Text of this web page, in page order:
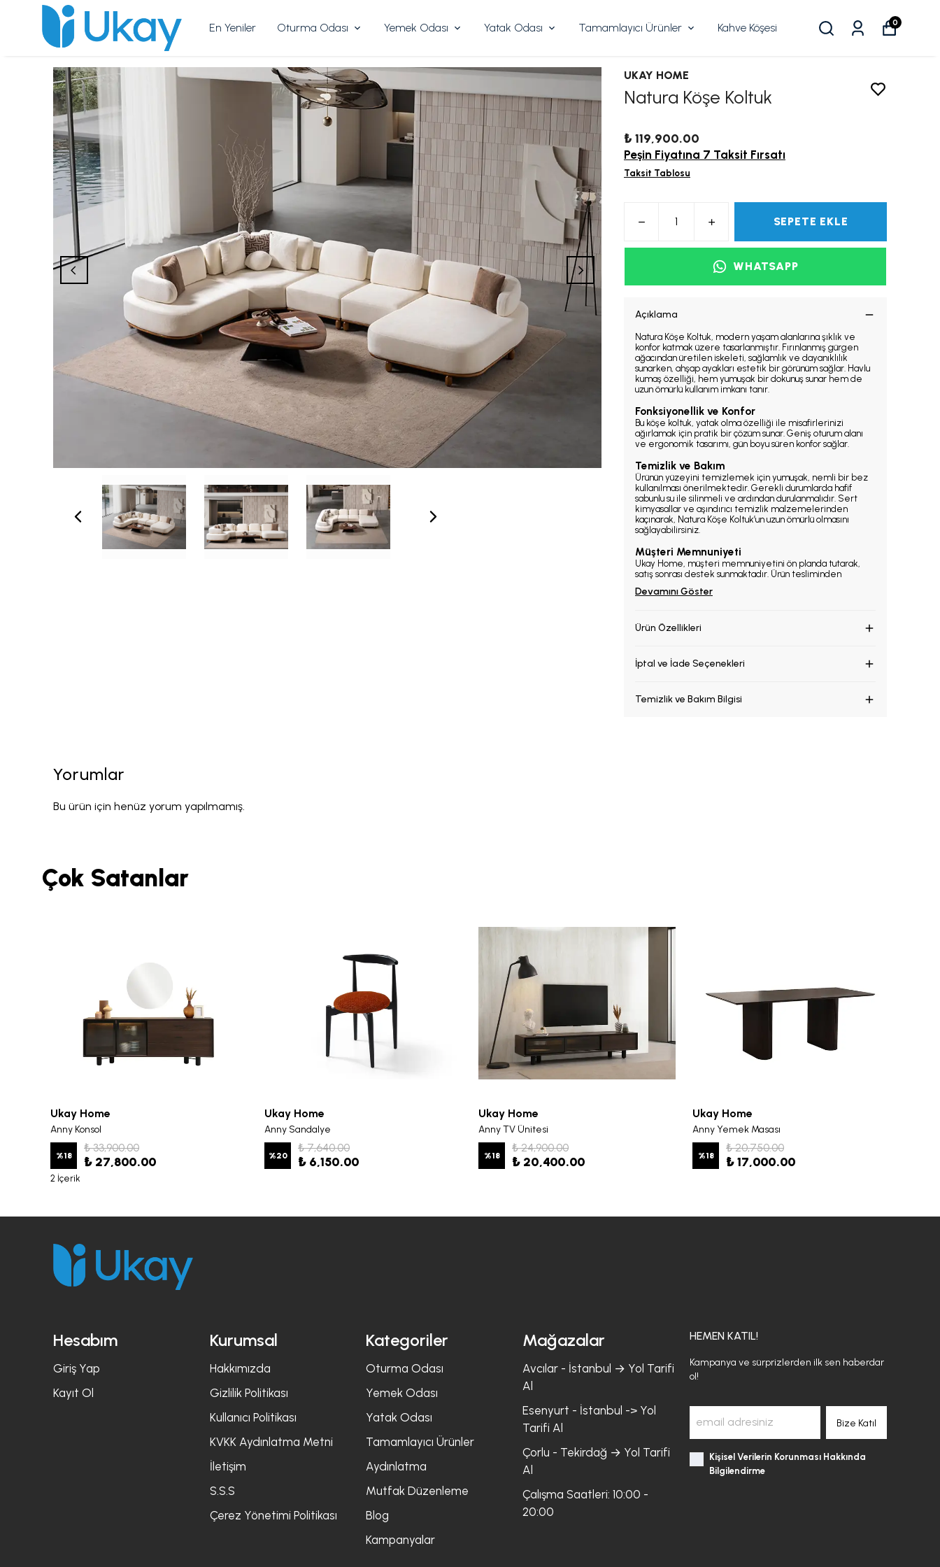
En Yeniler Oturma Odası Yemek Odası Yatak Odası Tamamlayıcı Ürünler Kahve Köşesi 0
UKAY HOME
Natura Köşe Koltuk
₺ 119,900.00
Peşin Fiyatına 7 Taksit Fırsatı
Taksit Tablosu
SEPETE EKLE
WHATSAPP
Açıklama
Natura Köşe Koltuk, modern yaşam alanlarına şıklık ve
konfor katmak üzere tasarlanmıştır. Fırınlanmış gürgen
ağacından üretilen iskeleti, sağlamlık ve dayanıklılık
sunarken, ahşap ayakları estetik bir görünüm sağlar. Havlu
kumaş özelliği, hem yumuşak bir dokunuş sunar hem de
uzun ömürlü kullanım imkanı tanır.
Fonksiyonellik ve Konfor
Bu köşe koltuk, yatak olma özelliği ile misafirlerinizi
ağırlamak için pratik bir çözüm sunar. Geniş oturum alanı
ve ergonomik tasarımı, gün boyu süren konfor sağlar.
Temizlik ve Bakım
Ürünün yüzeyini temizlemek için yumuşak, nemli bir bez
kullanılması önerilmektedir. Gerekli durumlarda hafif
sabunlu su ile silinmeli ve ardından durulanmalıdır. Sert
kimyasallar ve aşındırıcı temizlik malzemelerinden
kaçınarak, Natura Köşe Koltuk’un uzun ömürlü olmasını
sağlayabilirsiniz.
Müşteri Memnuniyeti
Ukay Home, müşteri memnuniyetini ön planda tutarak,
satış sonrası destek sunmaktadır. Ürün tesliminden
Devamını Göster
Ürün Özellikleri
İptal ve İade Seçenekleri
Temizlik ve Bakım Bilgisi
Yorumlar
Bu ürün için henüz yorum yapılmamış.
Çok Satanlar
Ukay Home
Anny Konsol
%18
₺ 33,900.00
₺ 27,800.00
2 İçerik
Ukay Home
Anny Sandalye
%20
₺ 7,640.00
₺ 6,150.00
Ukay Home
Anny TV Ünitesi
%18
₺ 24,900.00
₺ 20,400.00
Ukay Home
Anny Yemek Masası
%18
₺ 20,750.00
₺ 17,000.00
Hesabım
Giriş Yap
Kayıt Ol
Kurumsal
Hakkımızda
Gizlilik Politikası
Kullanıcı Politikası
KVKK Aydınlatma Metni
İletişim
S.S.S
Çerez Yönetimi Politikası
Kategoriler
Oturma Odası
Yemek Odası
Yatak Odası
Tamamlayıcı Ürünler
Aydınlatma
Mutfak Düzenleme
Blog
Kampanyalar
Mağazalar
Avcılar - İstanbul → Yol Tarifi
Al
Esenyurt - İstanbul -> Yol
Tarifi Al
Çorlu - Tekirdağ → Yol Tarifi
Al
Çalışma Saatleri: 10:00 -
20:00
HEMEN KATIL!
Kampanya ve sürprizlerden ilk sen haberdar
ol!
Bize Katıl
Kişisel Verilerin Korunması Hakkında
Bilgilendirme